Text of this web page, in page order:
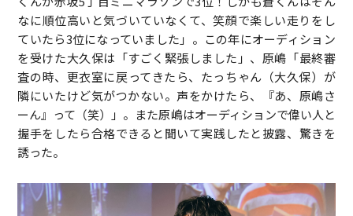
なに順位高いと気づいていなくて、笑顔で楽しい走りをし
ていたら3位になっていました」。この年にオーディション
を受けた大久保は「すごく緊張しました」、原嶋「最終審
査の時、更衣室に戻ってきたら、たっちゃん（大久保）が
隣にいたけど気がつかない。声をかけたら、『あ、原嶋さ
ーん』って（笑）」。また原嶋はオーディションで偉い人と
握手をしたら合格できると聞いて実践したと披露、驚きを
誘った。